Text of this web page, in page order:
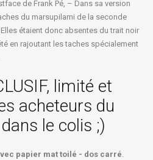
de Frank Pé, – Dans sa version
du marsupilami de la seconde
étaient donc absentes du trait noir
en rajoutant les taches spécialement
limité et
acheteurs du
le colis ;)
papier mat toilé - dos carré.